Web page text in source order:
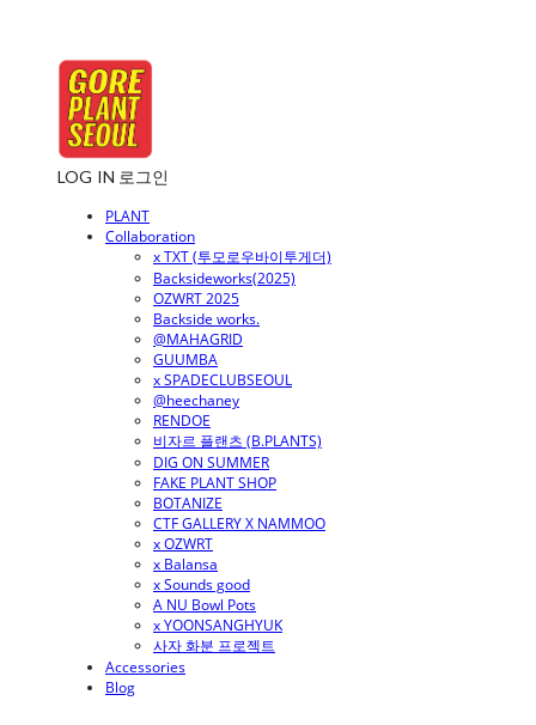
LOG IN 로그인
PLANT
Collaboration
x TXT (투모로우바이투게더)
Backsideworks(2025)
OZWRT 2025
Backside works.
@MAHAGRID
GUUMBA
x SPADECLUBSEOUL
@heechaney
RENDOE
비자르 플랜츠 (B.PLANTS)
DIG ON SUMMER
FAKE PLANT SHOP
BOTANIZE
CTF GALLERY X NAMMOO
x OZWRT
x Balansa
x Sounds good
A NU Bowl Pots
x YOONSANGHYUK
사자 화분 프로젝트
Accessories
Blog